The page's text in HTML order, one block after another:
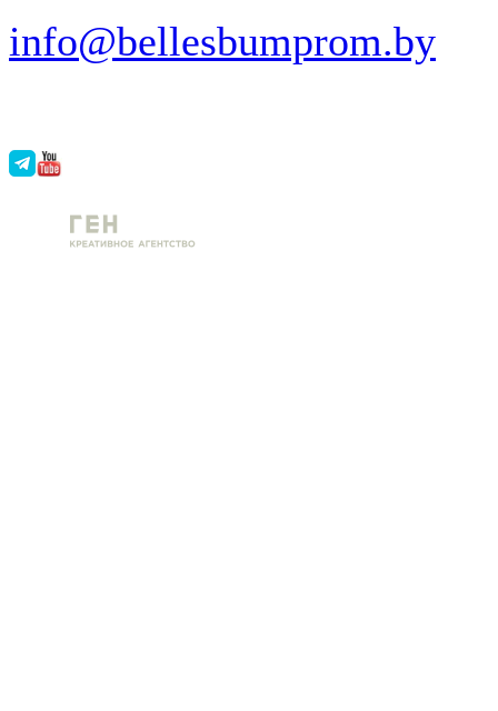
info@bellesbumprom.by